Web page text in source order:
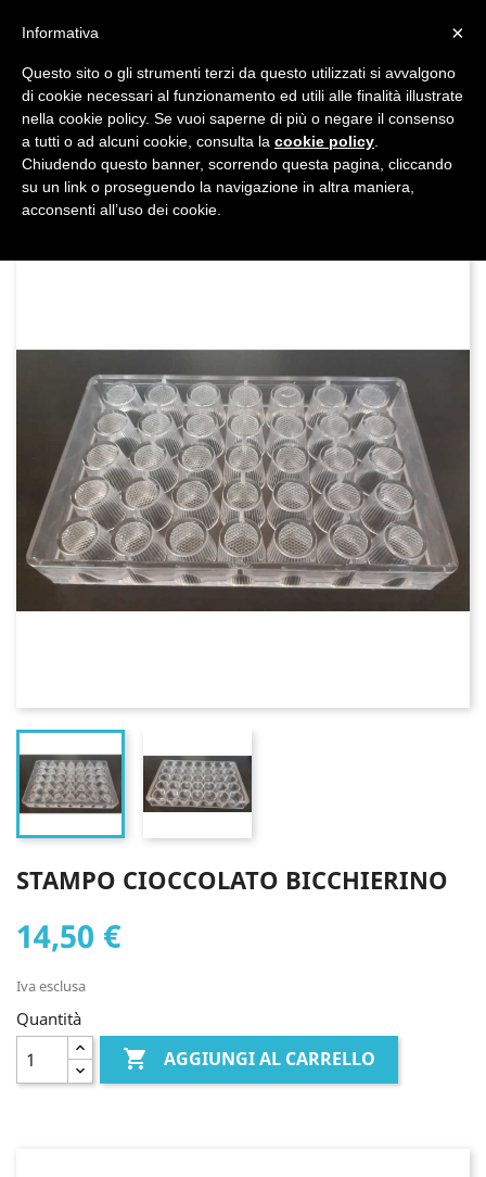
 shopping_cart
DAL 1977

MADE IN ITALY E UE
STAMPO CIOCCOLATO BICCHIERINO
14,50 €
Iva esclusa
Quantità
 AGGIUNGI AL CARRELLO
×
Informativa
Questo sito o gli strumenti terzi da questo utilizzati si avvalgono
di cookie necessari al funzionamento ed utili alle finalità illustrate
nella cookie policy. Se vuoi saperne di più o negare il consenso
a tutti o ad alcuni cookie, consulta la cookie policy
Chiudendo questo banner, scorrendo questa pagina, cliccando
su un link o proseguendo la navigazione in altra maniera,
acconsenti all’uso dei cookie.